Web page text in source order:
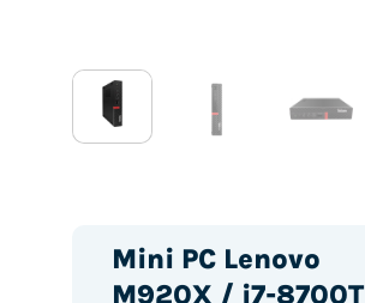
Mini PC Lenovo
M920X / i7-8700T